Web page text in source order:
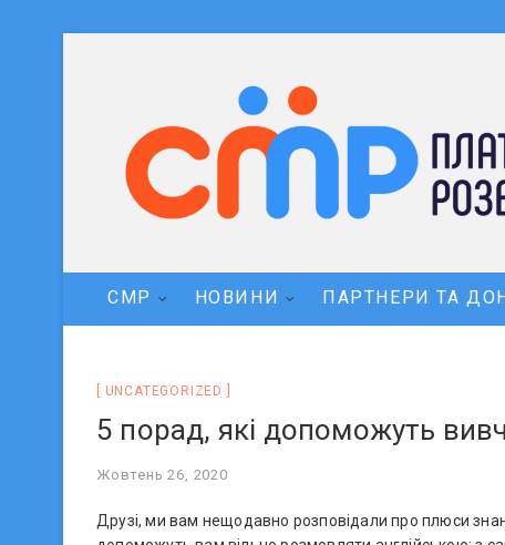
СМР НОВИНИ ПАРТНЕРИ ТА
UNCATEGORIZED
5 порад, які допоможуть
Жовтень 26, 2020
Друзі, ми вам нещодавно розповідали про плюси